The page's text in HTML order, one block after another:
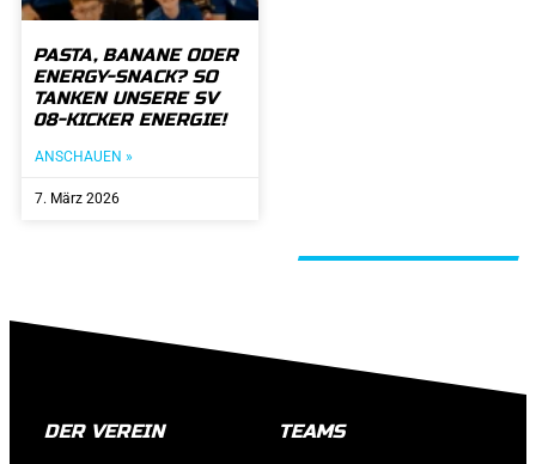
PASTA, BANANE ODER
ENERGY-SNACK? SO
TANKEN UNSERE SV
08-KICKER ENERGIE!
ANSCHAUEN »
7. März 2026
DER VEREIN TEAMS